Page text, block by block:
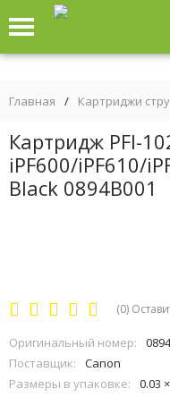
Главная / Картриджи
Картридж PFI-
iPF600/iPF610/
Black 0894B001
(0)
Оригинальный номер:
Поставщик:
Canon
Размеры в упаковке:
0.03